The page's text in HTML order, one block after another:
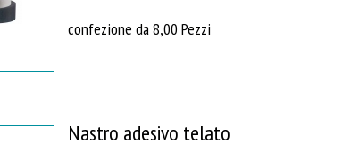
confezione da 8,00 Pezzi
Nastro adesivo telato